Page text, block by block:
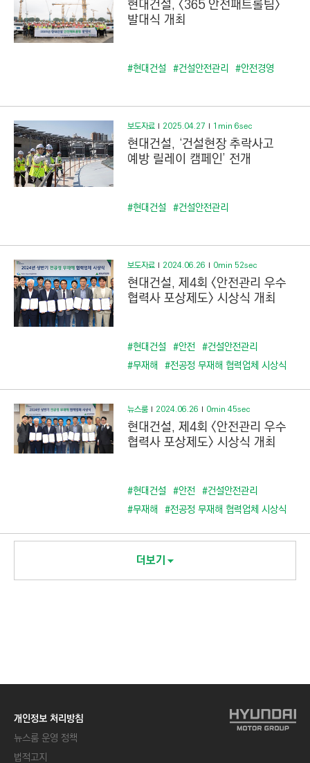
현대건설, <365 안전패트롤팀>
발대식 개최
#현대건설 #건설안전관리 #안전경영
보도자료 2025.04.27 1min 6sec
현대건설, ‘건설현장 추락사고
예방 릴레이 캠페인’ 전개
#현대건설 #건설안전관리
보도자료 2024.06.26 0min 52sec
현대건설, 제4회 <안전관리 우수
협력사 포상제도> 시상식 개최
#현대건설 #안전 #건설안전관리
#무재해 #전공정 무재해 협력업체 시상식
뉴스룸 2024.06.26 0min 45sec
현대건설, 제4회 <안전관리 우수
협력사 포상제도> 시상식 개최
#현대건설 #안전 #건설안전관리
#무재해 #전공정 무재해 협력업체 시상식
더보기
개인정보 처리방침
뉴스룸 운영 정책
법적고지